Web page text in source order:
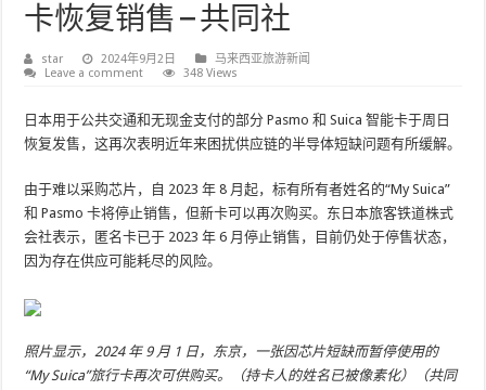
卡恢复销售 – 共同社
star 2024年9月2日
马来西亚旅游新闻
Leave a comment
348 Views
日本用于公共交通和无现金支付的部分 Pasmo 和 Suica 智能卡于周日
恢复发售，这再次表明近年来困扰供应链的半导体短缺问题有所缓解。
由于难以采购芯片，自 2023 年 8 月起，标有所有者姓名的“My Suica”
和 Pasmo 卡将停止销售，但新卡可以再次购买。东日本旅客铁道株式
会社表示，匿名卡已于 2023 年 6 月停止销售，目前仍处于停售状态，
因为存在供应可能耗尽的风险。
照片显示，2024 年 9 月 1 日，东京，一张因芯片短缺而暂停使用的
“My Suica”旅行卡再次可供购买。（持卡人的姓名已被像素化）（共同